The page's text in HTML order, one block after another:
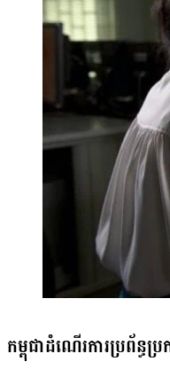
កម្ពុជាដំណើរការប្រព័ន្ធ